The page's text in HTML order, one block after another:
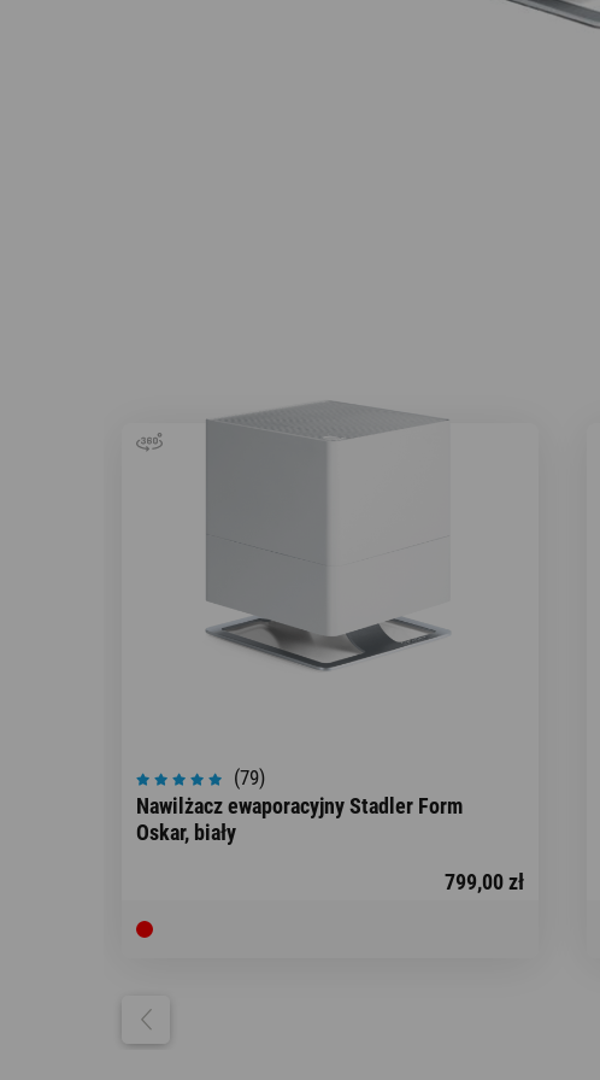
(79)
Nawilżacz ewaporacyjny Stadler Form
Oskar, biały
799,00 zł